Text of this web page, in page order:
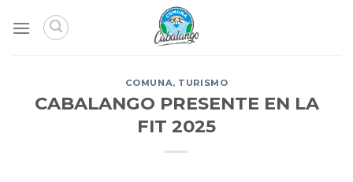
COMUNA, TURISMO
CABALANGO PRESENTE EN LA
FIT 2025